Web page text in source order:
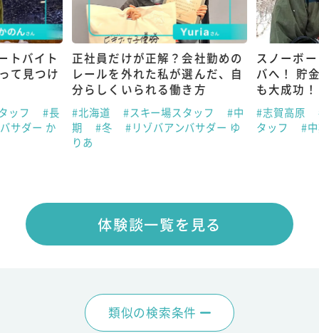
トバイト
て見つけ
ッフ
#長
サダー か
正社員だけが正解？会社勤めの
レールを外れた私が選んだ、自
分らしくいられる働き方
#北海道 #スキー場スタッフ
#中
期
#冬
#リゾバアンバサダー ゆ
りあ
スノーボ
バへ！ 貯
も大成功！
#志賀高原
タッフ
#
体験談一覧を見る
類似の検索条件